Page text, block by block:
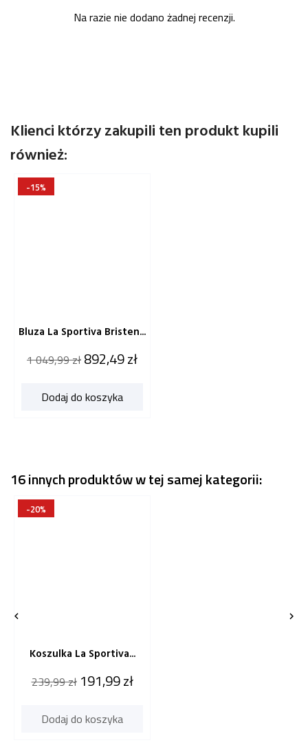
Na razie nie dodano żadnej recenzji.
Klienci którzy zakupili ten produkt kupili
również:
Bluza La Sportiva Bristen...
Cena
1 049,99 zł Cena
892,49 zł
Dodaj do koszyka
-15%
16 innych produktów w tej samej kategorii:
Koszulka La Sportiva...
Cena
239,99 zł Cena
191,99 zł
Dodaj do koszyka
-20%
 